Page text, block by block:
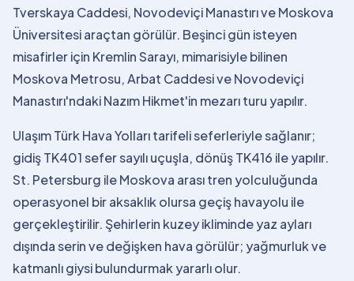
Tverskaya Caddesi, Novodeviçi Manastırı ve Moskova
Üniversitesi araçtan görülür. Beşinci gün isteyen
misafirler için Kremlin Sarayı, mimarisiyle bilinen
Moskova Metrosu, Arbat Caddesi ve Novodeviçi
Manastırı'ndaki Nazım Hikmet'in mezarı turu yapılır.
Ulaşım Türk Hava Yolları tarifeli seferleriyle sağlanır;
gidiş TK401 sefer sayılı uçuşla, dönüş TK416 ile yapılır.
St. Petersburg ile Moskova arası tren yolculuğunda
operasyonel bir aksaklık olursa geçiş havayolu ile
gerçekleştirilir. Şehirlerin kuzey ikliminde yaz ayları
dışında serin ve değişken hava görülür; yağmurluk ve
katmanlı giysi bulundurmak yararlı olur.